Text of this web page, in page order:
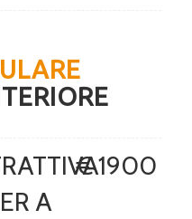
A
€ 1900